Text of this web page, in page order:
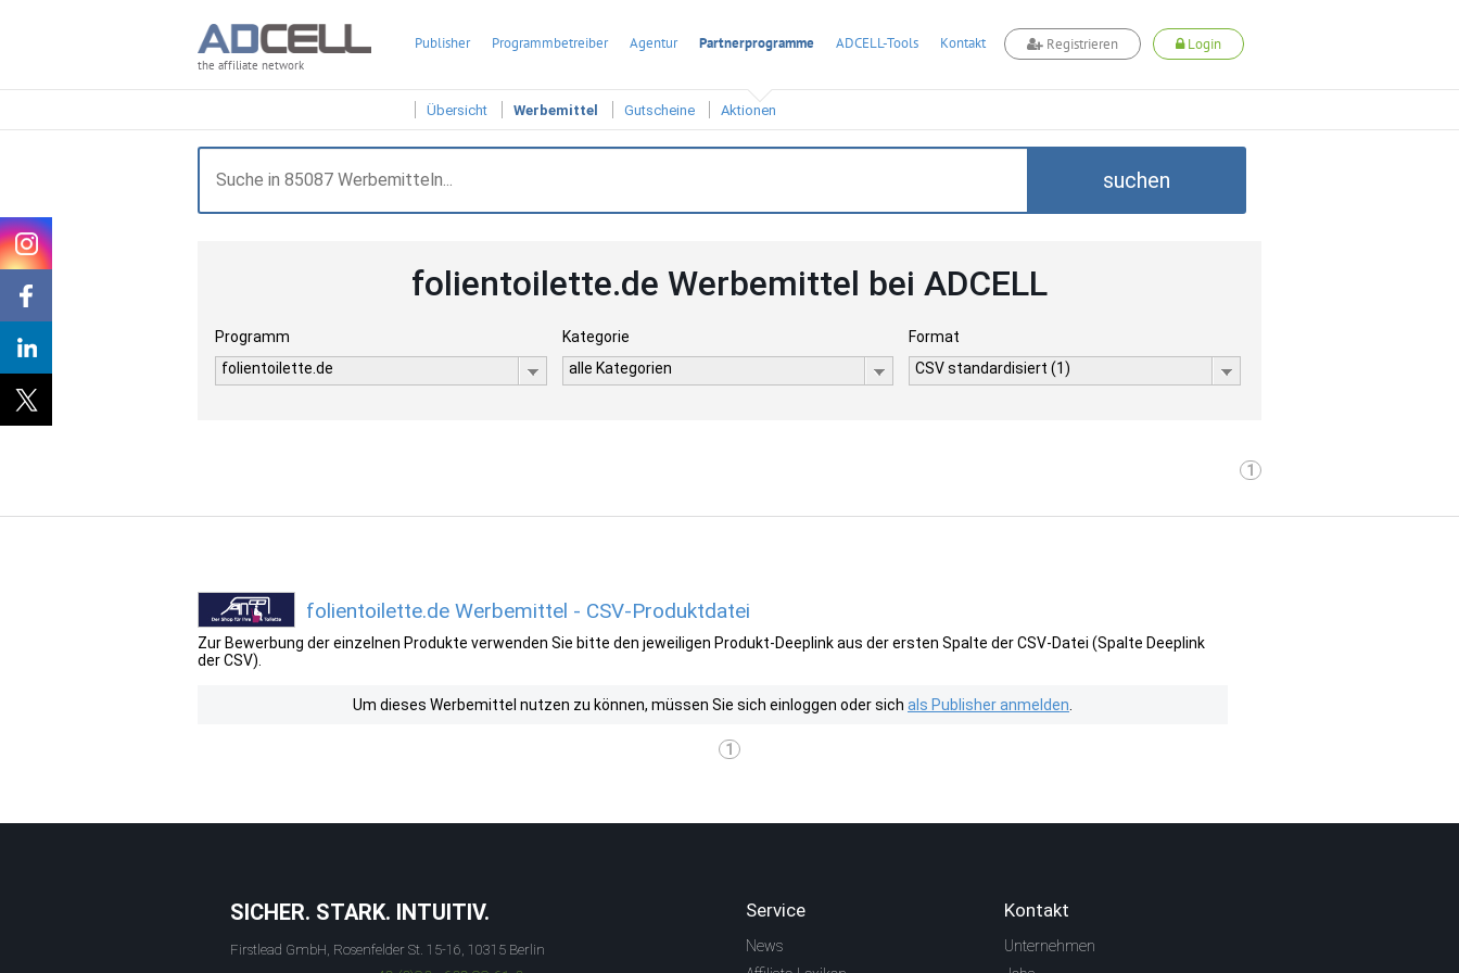
the affiliate network
Publisher Programmbetreiber Agentur Partnerprogramme ADCELL-Tools Kontakt Registrieren Login
Übersicht Werbemittel Gutscheine Aktionen
suchen
folientoilette.de Werbemittel bei ADCELL
Programm
folientoilette.de
Kategorie
alle Kategorien
Format
CSV standardisiert (1)
1
folientoilette.de Werbemittel - CSV-Produktdatei
Zur Bewerbung der einzelnen Produkte verwenden Sie bitte den jeweiligen Produkt-Deeplink aus der ersten Spalte der CSV-Datei (Spalte Deeplink
der CSV).
Um dieses Werbemittel nutzen zu können, müssen Sie sich einloggen oder sich als Publisher anmelden
1
SICHER. STARK. INTUITIV.
Firstlead GmbH, Rosenfelder St. 15-16, 10315 Berlin
Service
News
Kontakt
Unternehmen